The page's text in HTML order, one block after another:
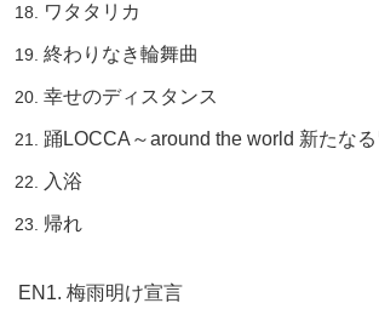
ワタタリカ
終わりなき輪舞曲
幸せのディスタンス
踊LOCCA～around the world 新たなる
入浴
帰れ
EN1. 梅雨明け宣言